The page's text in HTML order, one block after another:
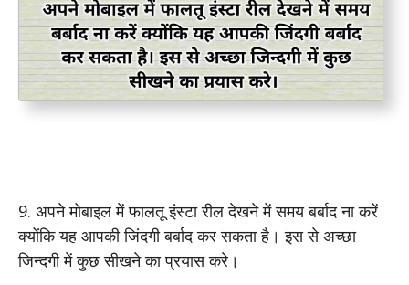
9. अपने मोबाइल में फालतू इंस्टा रील देखने में समय बर्बाद ना करें
क्योंकि यह आपकी जिंदगी बर्बाद कर सकता है। इस से अच्छा
जिन्दगी में कुछ सीखने का प्रयास करे।